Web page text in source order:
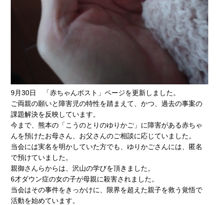
9月30日 「赤ちゃんポスト」ページを更新しました。
ご両親の願いと障害児の特性を踏まえて、かつ、過去の事案の
課題解決を反映しています。
今まで、熊本の「こうのとりのゆりかご」に障害がある赤ちゃ
んを預けたお母さん、お父さんのご相談に応じていました。
当会には実名を明かしていた方でも、ゆりかごさんには、匿名
で預けていました。
親御さんらからは、沢山の学びを頂きました。
6才ダウン症の女の子が母親に殺害されました。
当会はその事件をきっかけに、限界を超えた親子を救う覚悟で
活動を始めています。